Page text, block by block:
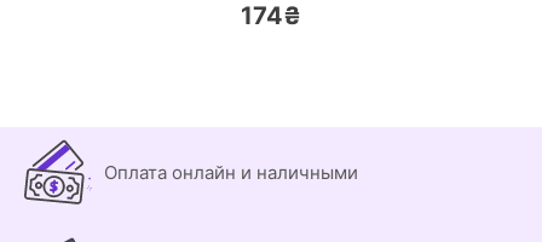
174₴
Оплата онлайн и наличными